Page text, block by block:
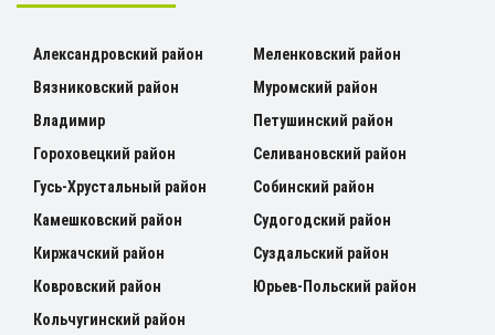
Александровский район
Вязниковский район
Владимир
Гороховецкий район
Гусь-Хрустальный район
Камешковский район
Киржачский район
Ковровский район
Кольчугинский район
Меленковский район
Муромский район
Петушинский район
Селивановский район
Собинский район
Судогодский район
Суздальский район
Юрьев-Польский район